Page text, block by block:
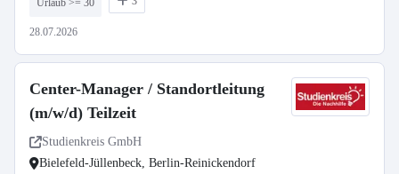
Urlaub >= 30
28.07.2026
Center-Manager / Standortleitung
(m/w/d) Teilzeit
Studienkreis GmbH
Bielefeld-Jüllenbeck, Berlin-Reinickendorf